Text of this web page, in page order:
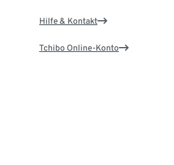
Hilfe & Kontakt
Tchibo Online-Konto